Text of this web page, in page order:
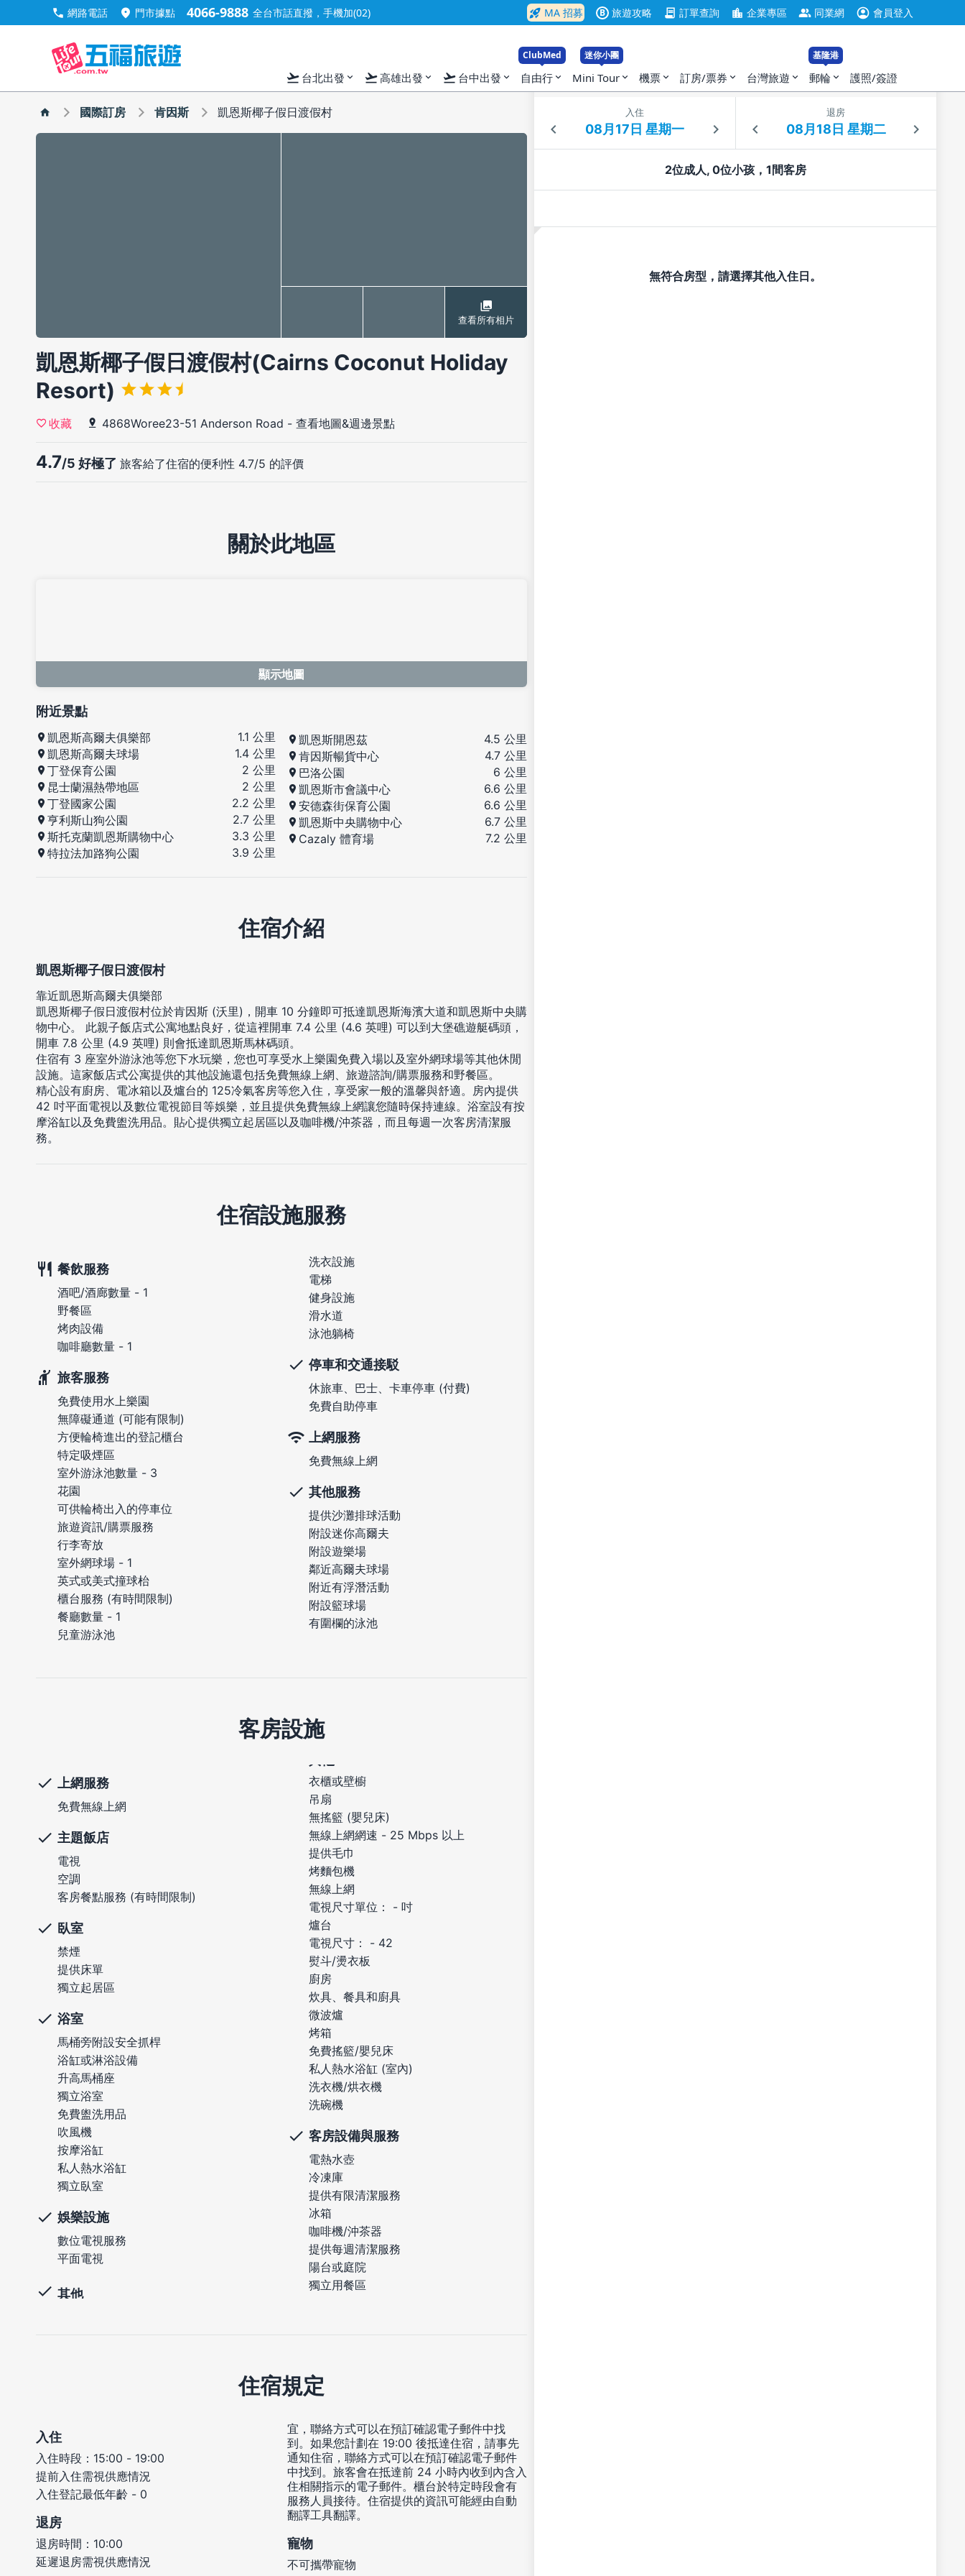
call 網路電話 location_on 門市據點 4066-9888 全台市話直撥，手機加(02) rocket_launch MA 招募 B 旅遊攻略 contract 訂單查詢 location_city 企業專區 group 同業網 account_circle 會員登入
flight_takeoff 台北出發 expand_more flight_takeoff高雄出發 expand_more flight_takeoff 台中出發 expand_more
ClubMed
自由行 expand_more
迷你小團
Mini Tour expand_more 機票 expand_more 訂房/票券 expand_more 台灣旅遊 expand_more
基隆港
郵輪 expand_more 護照/簽證
國際訂房 肯因斯 凱恩斯椰子假日渡假村
查看所有相片
凱恩斯椰子假日渡假村(Cairns Coconut Holiday
Resort)
收藏 4868Woree23-51 Anderson Road - 查看地圖&週邊景點
4.7/5 好極了 旅客給了住宿的便利性 4.7/5 的評價
入住 退房
2位成人, 0位小孩，1間客房
無符合房型，請選擇其他入住日。
關於此地區
顯示地圖
附近景點
凱恩斯高爾夫俱樂部
1.1 公里
凱恩斯高爾夫球場
1.4 公里
丁登保育公園
2 公里
昆士蘭濕熱帶地區
2 公里
丁登國家公園
2.2 公里
亨利斯山狗公園
2.7 公里
斯托克蘭凱恩斯購物中心
3.3 公里
特拉法加路狗公園
3.9 公里
凱恩斯開恩茲
4.5 公里
肯因斯暢貨中心
4.7 公里
巴洛公園
6 公里
凱恩斯市會議中心
6.6 公里
安德森街保育公園
6.6 公里
凱恩斯中央購物中心
6.7 公里
Cazaly 體育場
7.2 公里
住宿介紹
凱恩斯椰子假日渡假村
靠近凱恩斯高爾夫俱樂部
凱恩斯椰子假日渡假村位於肯因斯 (沃里)，開車 10 分鐘即可抵達凱恩斯海濱大道和凱恩斯中央購
物中心。 此親子飯店式公寓地點良好，從這裡開車 7.4 公里 (4.6 英哩) 可以到大堡礁遊艇碼頭，
開車 7.8 公里 (4.9 英哩) 則會抵達凱恩斯馬林碼頭。
住宿有 3 座室外游泳池等您下水玩樂，您也可享受水上樂園免費入場以及室外網球場等其他休閒
設施。這家飯店式公寓提供的其他設施還包括免費無線上網、旅遊諮詢/購票服務和野餐區。
精心設有廚房、電冰箱以及爐台的 125冷氣客房等您入住，享受家一般的溫馨與舒適。房內提供
42 吋平面電視以及數位電視節目等娛樂，並且提供免費無線上網讓您隨時保持連線。浴室設有按
摩浴缸以及免費盥洗用品。貼心提供獨立起居區以及咖啡機/沖茶器，而且每週一次客房清潔服
務。
住宿設施服務
餐飲服務
酒吧/酒廊數量 - 1
野餐區
烤肉設備
咖啡廳數量 - 1
旅客服務
免費使用水上樂園
無障礙通道 (可能有限制)
方便輪椅進出的登記櫃台
特定吸煙區
室外游泳池數量 - 3
花園
可供輪椅出入的停車位
旅遊資訊/購票服務
行李寄放
室外網球場 - 1
英式或美式撞球枱
櫃台服務 (有時間限制)
餐廳數量 - 1
兒童游泳池
洗衣設施
電梯
健身設施
滑水道
泳池躺椅
停車和交通接駁
休旅車、巴士、卡車停車 (付費)
免費自助停車
上網服務
免費無線上網
其他服務
提供沙灘排球活動
附設迷你高爾夫
附設遊樂場
鄰近高爾夫球場
附近有浮潛活動
附設籃球場
有圍欄的泳池
客房設施
上網服務
免費無線上網
主題飯店
電視
空調
客房餐點服務 (有時間限制)
臥室
禁煙
提供床單
獨立起居區
浴室
馬桶旁附設安全抓桿
浴缸或淋浴設備
升高馬桶座
獨立浴室
免費盥洗用品
吹風機
按摩浴缸
私人熱水浴缸
獨立臥室
娛樂設施
數位電視服務
平面電視
其他
衣櫃或壁櫥
吊扇
無搖籃 (嬰兒床)
無線上網網速 - 25 Mbps 以上
提供毛巾
烤麵包機
無線上網
電視尺寸單位： - 吋
爐台
電視尺寸： - 42
熨斗/燙衣板
廚房
炊具、餐具和廚具
微波爐
烤箱
免費搖籃/嬰兒床
私人熱水浴缸 (室內)
洗衣機/烘衣機
洗碗機
客房設備與服務
電熱水壺
冷凍庫
提供有限清潔服務
冰箱
咖啡機/沖茶器
提供每週清潔服務
陽台或庭院
獨立用餐區
住宿規定
入住
入住時段：15:00 - 19:00
提前入住需視供應情況
入住登記最低年齡 - 0
退房
退房時間：10:00
延遲退房需視供應情況
宜，聯絡方式可以在預訂確認電子郵件中找
到。如果您計劃在 19:00 後抵達住宿，請事先
通知住宿，聯絡方式可以在預訂確認電子郵件
中找到。旅客會在抵達前 24 小時內收到內含入
住相關指示的電子郵件。櫃台於特定時段會有
服務人員接待。住宿提供的資訊可能經由自動
翻譯工具翻譯。
寵物
不可攜帶寵物